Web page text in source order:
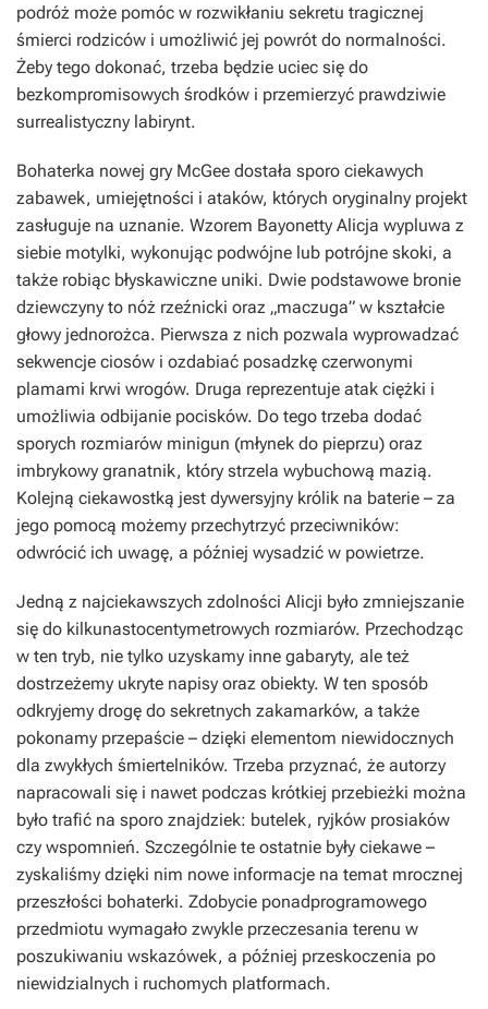
podróż może pomóc w rozwikłaniu sekretu tragicznej
śmierci rodziców i umożliwić jej powrót do normalności.
Żeby tego dokonać, trzeba będzie uciec się do
bezkompromisowych środków i przemierzyć prawdziwie
surrealistyczny labirynt.
Bohaterka nowej gry McGee dostała sporo ciekawych
zabawek, umiejętności i ataków, których oryginalny projekt
zasługuje na uznanie. Wzorem Bayonetty Alicja wypluwa z
siebie motylki, wykonując podwójne lub potrójne skoki, a
także robiąc błyskawiczne uniki. Dwie podstawowe bronie
dziewczyny to nóż rzeźnicki oraz „maczuga” w kształcie
głowy jednorożca. Pierwsza z nich pozwala wyprowadzać
sekwencje ciosów i ozdabiać posadzkę czerwonymi
plamami krwi wrogów. Druga reprezentuje atak ciężki i
umożliwia odbijanie pocisków. Do tego trzeba dodać
sporych rozmiarów minigun (młynek do pieprzu) oraz
imbrykowy granatnik, który strzela wybuchową mazią.
Kolejną ciekawostką jest dywersyjny królik na baterie – za
jego pomocą możemy przechytrzyć przeciwników:
odwrócić ich uwagę, a później wysadzić w powietrze.
Jedną z najciekawszych zdolności Alicji było zmniejszanie
się do kilkunastocentymetrowych rozmiarów. Przechodząc
w ten tryb, nie tylko uzyskamy inne gabaryty, ale też
dostrzeżemy ukryte napisy oraz obiekty. W ten sposób
odkryjemy drogę do sekretnych zakamarków, a także
pokonamy przepaście – dzięki elementom niewidocznych
dla zwykłych śmiertelników. Trzeba przyznać, że autorzy
napracowali się i nawet podczas krótkiej przebieżki można
było trafić na sporo znajdziek: butelek, ryjków prosiaków
czy wspomnień. Szczególnie te ostatnie były ciekawe –
zyskaliśmy dzięki nim nowe informacje na temat mrocznej
przeszłości bohaterki. Zdobycie ponadprogramowego
przedmiotu wymagało zwykle przeczesania terenu w
poszukiwaniu wskazówek, a później przeskoczenia po
niewidzialnych i ruchomych platformach.